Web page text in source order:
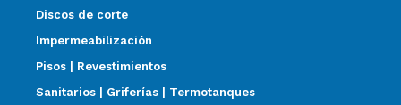
Discos de corte
Impermeabilización
Pisos | Revestimientos
Sanitarios | Griferías | Termotanques